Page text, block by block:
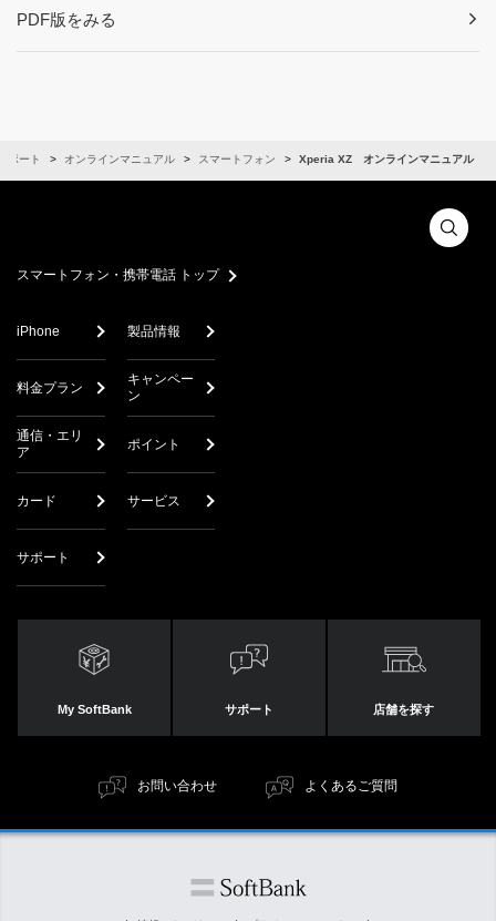
PDF版をみる
ポート オンラインマニュアル スマートフォン Xperia XZ オンラインマニュアル
スマートフォン・携帯電話 トップ
iPhone 製品情報
料金プラン
キャンペー
ン
通信・エリ
ア
ポイント
カード サービス
サポート
My SoftBank サポート 店舗を探す
お問い合わせ よくあるご質問